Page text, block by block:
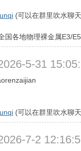
(可以在群里吹水聊
国各地物理裸金属E3/
5-31
(可以在群里吹水聊
7-2